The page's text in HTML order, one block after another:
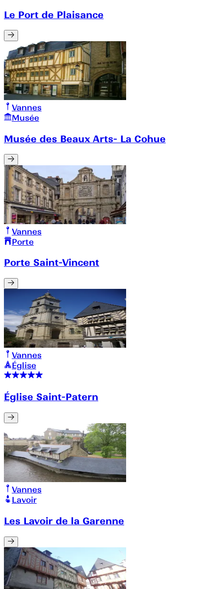
Le Port de Plaisance
Vannes
Musée
Musée des Beaux Arts- La Cohue
Vannes
Porte
Porte Saint-Vincent
Vannes
Église
Église Saint-Patern
Vannes
Lavoir
Les Lavoir de la Garenne